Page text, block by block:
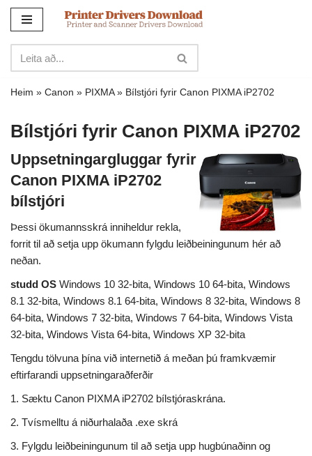
yfir
í
innihald
Heim » Canon » PIXMA» Bílstjóri fyrir Canon PIXMA iP2702
Bílstjóri fyrir Canon PIXMA iP2702
Uppsetningargluggar fyrir
Canon PIXMA iP2702
bílstjóri
Þessi ökumannsskrá inniheldur rekla,
forrit til að setja upp ökumann fylgdu leiðbeiningunum hér að
neðan.
studd OS Windows 10 32-bita, Windows 10 64-bita, Windows
8.1 32-bita, Windows 8.1 64-bita, Windows 8 32-bita, Windows 8
64-bita, Windows 7 32-bita, Windows 7 64-bita, Windows Vista
32-bita, Windows Vista 64-bita, Windows XP 32-bita
Tengdu tölvuna þína við internetið á meðan þú framkvæmir
eftirfarandi uppsetningaraðferðir
1. Sæktu Canon PIXMA iP2702 bílstjóraskrána.
2. Tvísmelltu á niðurhalaða .exe skrá
3. Fylgdu leiðbeiningunum til að setja upp hugbúnaðinn og